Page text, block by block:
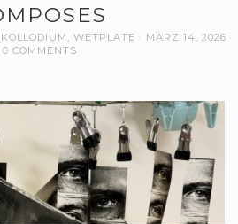
KOLLODIUM , WETPLATE
MÄRZ 14, 2026
0 COMMENTS